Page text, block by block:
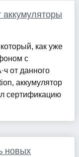
аккумуляторы
как уже
с
от данного
аккумулятор
сертификацию
новых